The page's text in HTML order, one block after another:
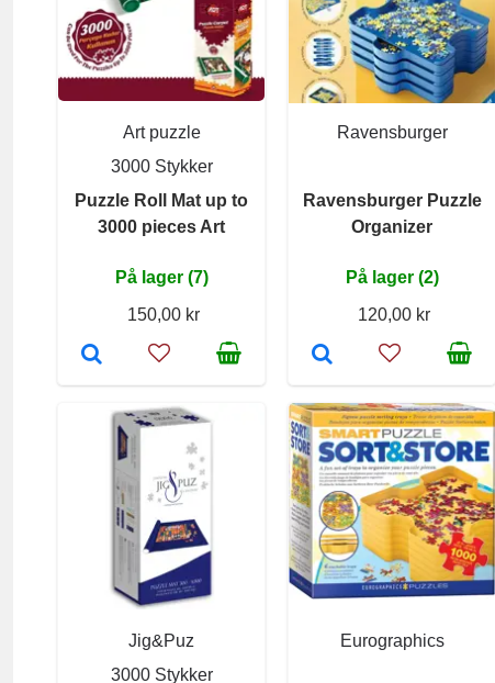
Art puzzle
3000 Stykker
Puzzle Roll Mat up to
3000 pieces Art
På lager (7)
150,00 kr
Ravensburger
Ravensburger Puzzle
Organizer
På lager (2)
120,00 kr
Jig&Puz
3000 Stykker
Eurographics